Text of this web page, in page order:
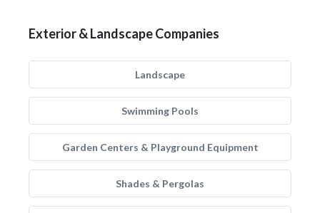
Exterior & Landscape Companies
Landscape
Swimming Pools
Garden Centers & Playground Equipment
Shades & Pergolas